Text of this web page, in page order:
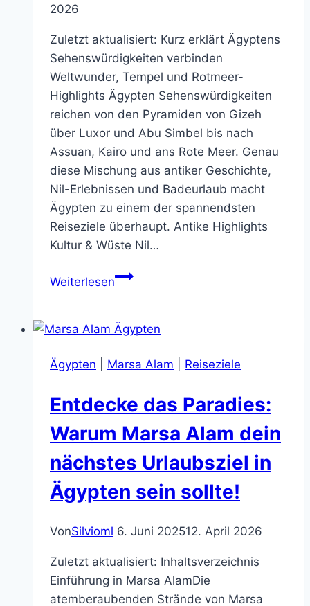
2026
Zuletzt aktualisiert: Kurz erklärt Ägyptens
Sehenswürdigkeiten verbinden
Weltwunder, Tempel und Rotmeer-
Highlights Ägypten Sehenswürdigkeiten
reichen von den Pyramiden von Gizeh
über Luxor und Abu Simbel bis nach
Assuan, Kairo und ans Rote Meer. Genau
diese Mischung aus antiker Geschichte,
Nil-Erlebnissen und Badeurlaub macht
Ägypten zu einem der spannendsten
Reiseziele überhaupt. Antike Highlights
Kultur & Wüste Nil…
WeiterlesenÄgypten
–
25
Highlights
zwischen
Pyramiden,
Wüste
Rotem
Ägypten Marsa Alam Reiseziele
Entdecke das Paradies:
Warum Marsa Alam dein
nächstes Urlaubsziel in
Ägypten sein sollte!
VonSilvioml 6. Juni 202512. April 2026
Zuletzt aktualisiert: Inhaltsverzeichnis
Einführung in Marsa AlamDie
atemberaubenden Strände von Marsa